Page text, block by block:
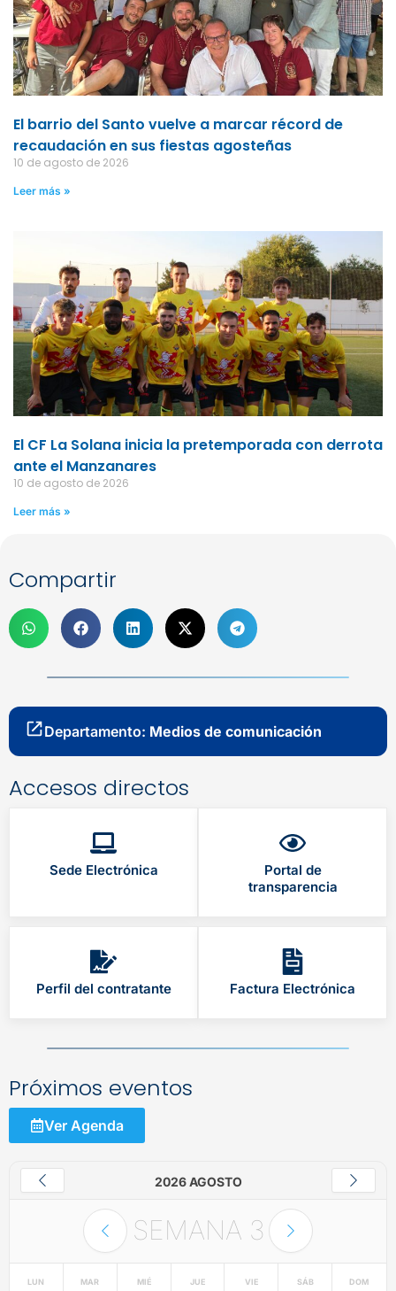
El barrio del Santo vuelve a marcar récord de
recaudación en sus fiestas agosteñas
10 de agosto de 2026
Leer más »
El CF La Solana inicia la pretemporada con derrota
ante el Manzanares
10 de agosto de 2026
Leer más »
Compartir
Departamento: Medios de comunicación
Accesos directos
Sede Electrónica
Portal de
transparencia
Perfil del contratante Factura Electrónica
Próximos eventos
Ver Agenda
2026 AGOSTO
SEMANA 3
LUN MAR MIÉ JUE VIE SÁB DOM